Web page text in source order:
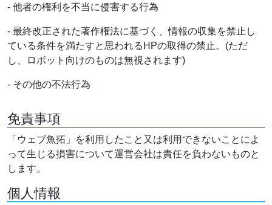
- 他者の権利を不当に侵害する行為
- 最終改正された著作権法に基づく、情報の収集を禁止し
ている条件を満たすと思われるHPの取得の禁止。(ただ
し、ロボット向けのものは無視されます)
- その他の不法行為
免責事項
「ウェブ魚拓」を利用したこと又は利用できないことによ
って生じる損害について運営会社は責任を負わないものと
します。
個人情報